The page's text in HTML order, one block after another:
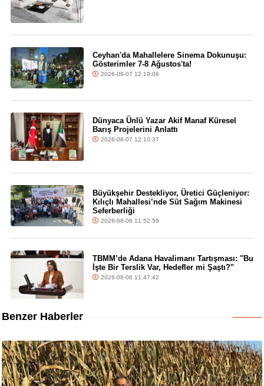
Ceyhan'da Mahallelere Sinema Dokunuşu:
Gösterimler 7-8 Ağustos'ta!
2026-08-07 12:19:06
Dünyaca Ünlü Yazar Akif Manaf Küresel
Barış Projelerini Anlattı
2026-08-07 12:10:37
Büyükşehir Destekliyor, Üretici Güçleniyor:
Kılıçlı Mahallesi’nde Süt Sağım Makinesi
Seferberliği
2026-08-06 11:52:59
TBMM’de Adana Havalimanı Tartışması: "Bu
İşte Bir Terslik Var, Hedefler mi Şaştı?"
2026-08-06 11:47:42
Benzer Haberler